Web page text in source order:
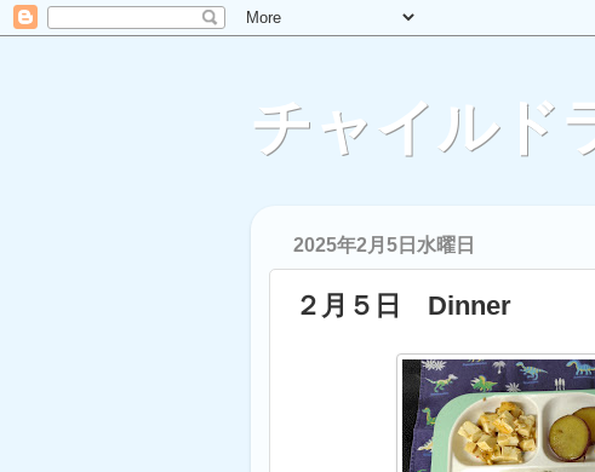
チャイルド
2025年2月5日水曜日
２月５日 Dinner